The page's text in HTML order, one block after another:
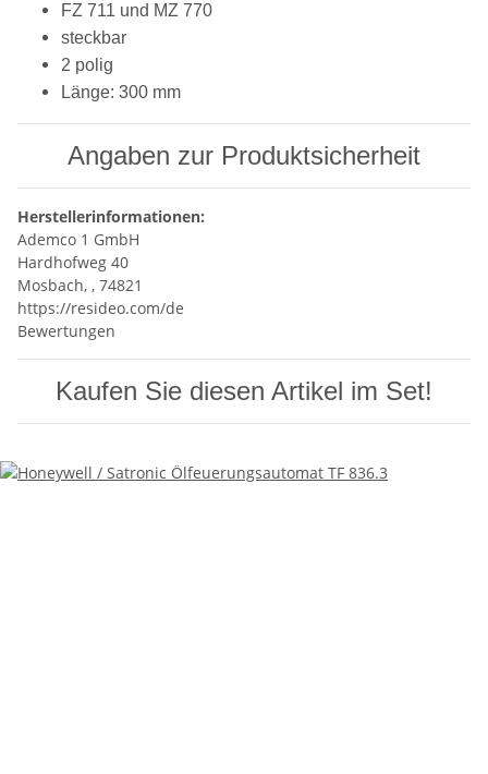
FZ 711 und MZ 770
steckbar
2 polig
Länge: 300 mm
Angaben zur Produktsicherheit
Herstellerinformationen:
Ademco 1 GmbH
Hardhofweg 40
Mosbach, , 74821
https://resideo.com/de
Bewertungen
Kaufen Sie diesen Artikel im Set!